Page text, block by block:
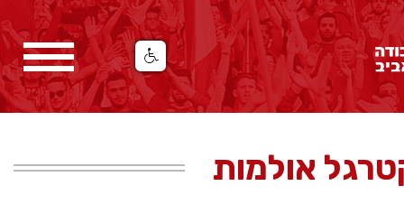
אולמות